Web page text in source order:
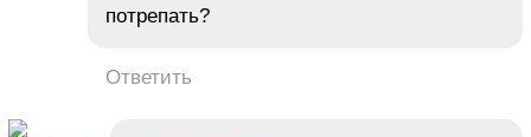
потрепать?
Ответить